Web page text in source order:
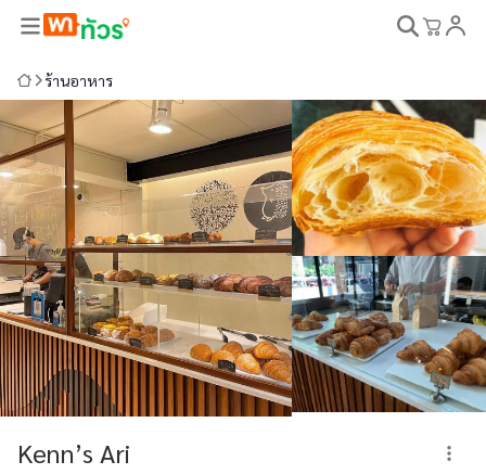
ร้านอาหาร
Kenn’s Ari